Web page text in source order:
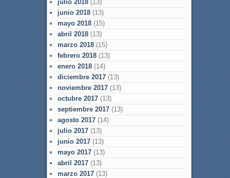
julio 2018(13)
junio 2018(13)
mayo 2018(15)
abril 2018(13)
marzo 2018(15)
febrero 2018(13)
enero 2018(14)
diciembre 2017(13)
noviembre 2017(13)
octubre 2017(13)
septiembre 2017(13)
agosto 2017(14)
julio 2017(13)
junio 2017(13)
mayo 2017(13)
abril 2017(13)
marzo 2017(13)